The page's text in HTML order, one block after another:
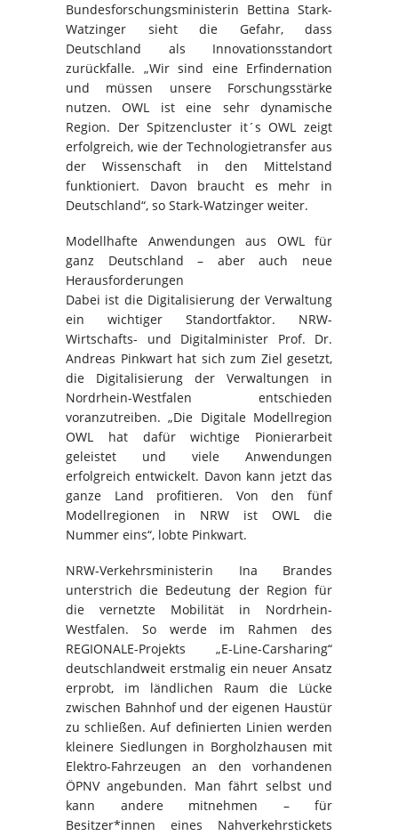
Bundesforschungsministerin Bettina Stark-
Watzinger sieht die Gefahr, dass
Deutschland als Innovationsstandort
zurückfalle. „Wir sind eine Erfindernation
und müssen unsere Forschungsstärke
nutzen. OWL ist eine sehr dynamische
Region. Der Spitzencluster it´s OWL zeigt
erfolgreich, wie der Technologietransfer aus
der Wissenschaft in den Mittelstand
funktioniert. Davon braucht es mehr in
Deutschland“, so Stark-Watzinger weiter.
Modellhafte Anwendungen aus OWL für
ganz Deutschland – aber auch neue
Herausforderungen
Dabei ist die Digitalisierung der Verwaltung
ein wichtiger Standortfaktor. NRW-
Wirtschafts- und Digitalminister Prof. Dr.
Andreas Pinkwart hat sich zum Ziel gesetzt,
die Digitalisierung der Verwaltungen in
Nordrhein-Westfalen entschieden
voranzutreiben. „Die Digitale Modellregion
OWL hat dafür wichtige Pionierarbeit
geleistet und viele Anwendungen
erfolgreich entwickelt. Davon kann jetzt das
ganze Land profitieren. Von den fünf
Modellregionen in NRW ist OWL die
Nummer eins“, lobte Pinkwart.
NRW-Verkehrsministerin Ina Brandes
unterstrich die Bedeutung der Region für
die vernetzte Mobilität in Nordrhein-
Westfalen. So werde im Rahmen des
REGIONALE-Projekts „E-Line-Carsharing“
deutschlandweit erstmalig ein neuer Ansatz
erprobt, im ländlichen Raum die Lücke
zwischen Bahnhof und der eigenen Haustür
zu schließen. Auf definierten Linien werden
kleinere Siedlungen in Borgholzhausen mit
Elektro-Fahrzeugen an den vorhandenen
ÖPNV angebunden. Man fährt selbst und
kann andere mitnehmen – für
Besitzer*innen eines Nahverkehrstickets